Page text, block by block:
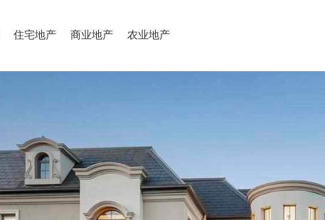
住宅地产 商业地产 农业地产